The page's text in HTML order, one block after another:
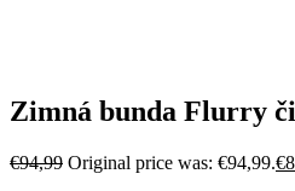
Zimná bunda Flurry
€94,99 Original price was: €94,99.€